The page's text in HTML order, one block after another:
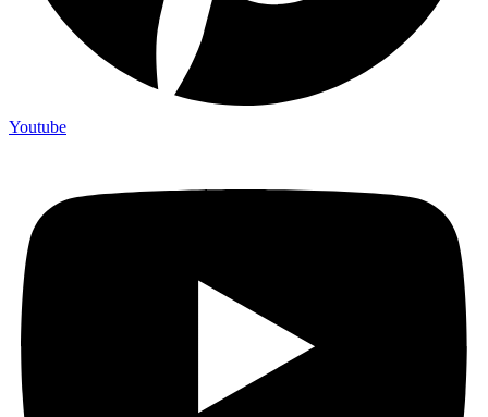
Youtube